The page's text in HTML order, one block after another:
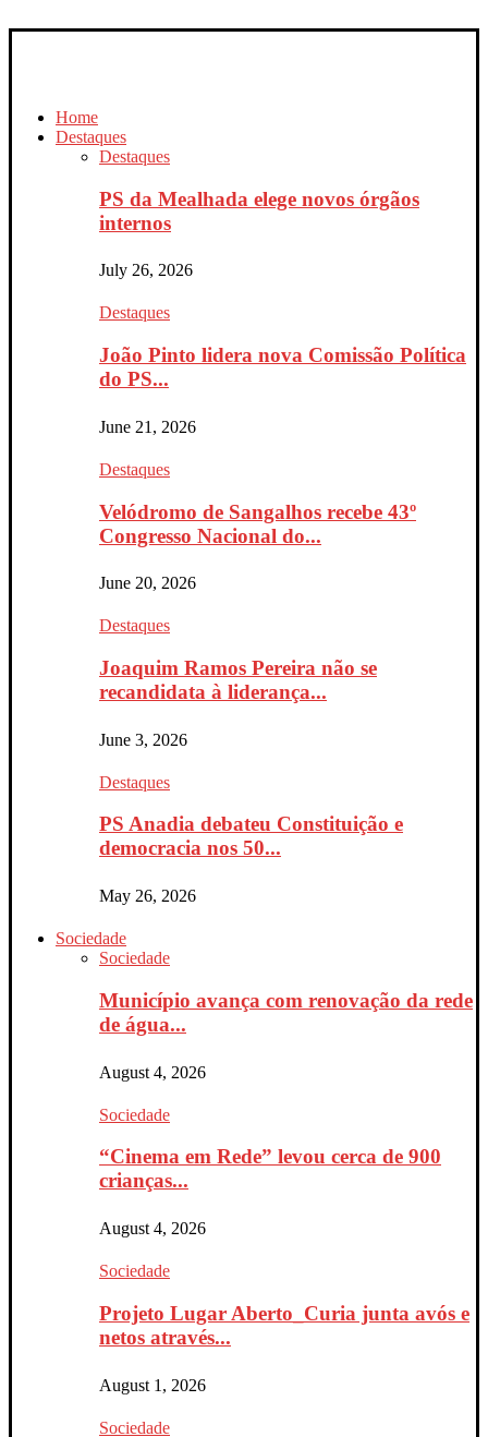
Home
Destaques
Destaques
PS da Mealhada elege novos órgãos
internos
July 26, 2026
Destaques
João Pinto lidera nova Comissão Política
do PS...
June 21, 2026
Destaques
Velódromo de Sangalhos recebe 43º
Congresso Nacional do...
June 20, 2026
Destaques
Joaquim Ramos Pereira não se
recandidata à liderança...
June 3, 2026
Destaques
PS Anadia debateu Constituição e
democracia nos 50...
May 26, 2026
Sociedade
Sociedade
Município avança com renovação da rede
de água...
August 4, 2026
Sociedade
“Cinema em Rede” levou cerca de 900
crianças...
August 4, 2026
Sociedade
Projeto Lugar Aberto_Curia junta avós e
netos através...
August 1, 2026
Sociedade